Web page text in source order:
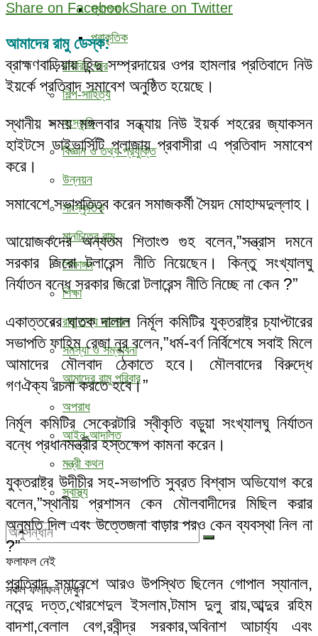
স্থাপনা
প্রাকৃতিক
চাকরির খবর
শিল্প-সাহিত্য
সংস্কৃতি
বিজ্ঞান ও তথ্য প্রযুক্তি
উন্নয়ন
সাংস্কৃতিক
মানচিত্রে রামু
শিক্ষাঙ্গন
শিক্ষা
রামু তথ্য বাতায়ন
সমস্যা ও সম্ভাবনা
আমাদের রামু পরিবার
অপরাধ
আইন-আদালত
মন্ত্রী কথন
স্বাস্থ্য
ফলাফল নেই
সকল ফলাফল দেখুন
Share on FacebookShare on Twitter
আমাদের রামু ডেস্ক:
ব্রাহ্মণবাড়িয়ায় হিন্দু সম্প্রদায়ের ওপর হামলার প্রতিবাদে নিউ
ইয়র্কে প্রতিবাদ সমাবেশ অনুষ্ঠিত হয়েছে।
স্থানীয় সময় মঙ্গলবার সন্ধ্যায় নিউ ইয়র্ক শহরের জ্যাকসন
হাইটসে ডাইভার্সিটি প্লাজায় প্রবাসীরা এ প্রতিবাদ সমাবেশ
করে।
সমাবেশে সভাপতিত্ব করেন সমাজকর্মী সৈয়দ মোহাম্মদুল্লাহ।
আয়োজকদের অন্যতম শিতাংশু গুহ বলেন,”সন্ত্রাস দমনে
সরকার জিরো টলারেন্স নীতি নিয়েছেন। কিন্তু সংখ্যালঘু
নির্যাতন বন্ধে সরকার জিরো টলারেন্স নীতি নিচ্ছে না কেন ?”
একাত্তরের ঘাতক দালাল নির্মূল কমিটির যুক্তরাষ্ট্র চ্যাপ্টারের
সভাপতি ফাহিম রেজা নূর বলেন,”ধর্ম-বর্ণ নির্বিশেষে সবাই মিলে
আমাদের মৌলবাদ ঠেকাতে হবে। মৌলবাদের বিরুদ্ধে
গণঐক্য রচনা করতে হবে।”
নির্মূল কমিটির সেক্রেটারি স্বীকৃতি বড়ুয়া সংখ্যালঘু নির্যাতন
বন্ধে প্রধানমন্ত্রীর হস্তক্ষেপ কামনা করেন।
যুক্তরাষ্ট্র উদীচীর সহ-সভাপতি সুব্রত বিশ্বাস অভিযোগ করে
বলেন,”স্থানীয় প্রশাসন কেন মৌলবাদীদের মিছিল করার
অনুমতি দিল এবং উত্তেজনা বাড়ার পরও কেন ব্যবস্থা নিল না
?”
প্রতিবাদ সমাবেশে আরও উপস্থিত ছিলেন গোপাল স্যানাল,
নবেন্দু দত্ত,খোরশেদুল ইসলাম,টমাস দুলু রায়,আব্দুর রহিম
বাদশা,বেলাল বেগ,রবীন্দ্র সরকার,অবিনাশ আচার্য্য এবং